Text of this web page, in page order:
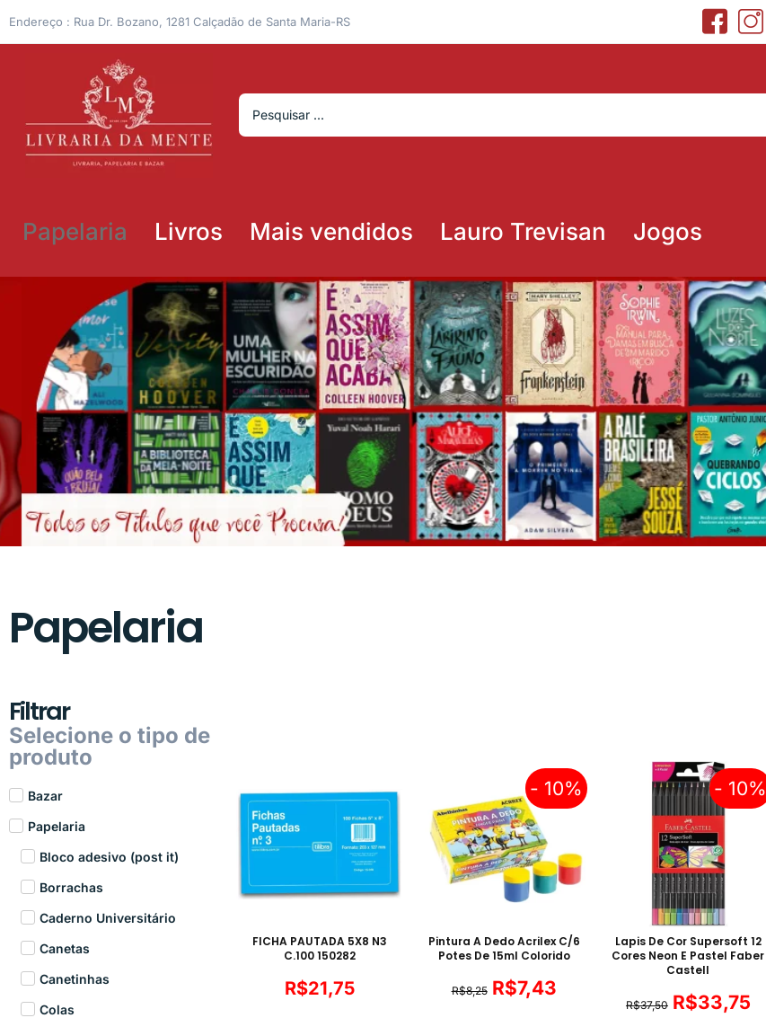
Endereço : Rua Dr. Bozano, 1281 Calçadão de Santa Maria-RS
Papelaria Livros Mais vendidos Lauro Trevisan Jogos
Papelaria
Filtrar
Selecione o tipo de
produto
Bazar
Papelaria
Bloco adesivo (post it)
Borrachas
Caderno Universitário
Canetas
Canetinhas
Colas
FICHA PAUTADA 5X8 N3
C.100 150282
R$21,75
- 10%
Pintura A Dedo Acrilex C/6
Potes De 15ml Colorido
R$8,25 R$7,43
- 10%
Lapis De Cor Supersoft 12
Cores Neon E Pastel Faber
Castell
R$37,50 R$33,75